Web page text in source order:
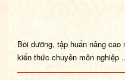
Bồi dưỡng, tập huấn nâng cao
kiến thức chuyên môn nghiệp ...